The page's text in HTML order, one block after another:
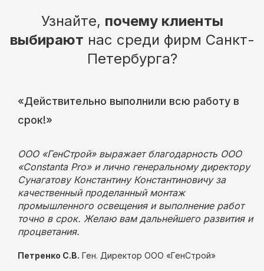
Узнайте, почему клиенты
выбирают нас среди фирм Санкт-
Петербурга?
«Действительно выполнили всю работу в
срок!»
ООО «ГенСтрой» выражает благодарность ООО
«Constanta Pro» и лично генеральному директору
Сунагатову Константину Константиновичу за
качественный проделанный монтаж
промышленного освещения и выполнение работ
точно в срок. Желаю вам дальнейшего развития и
процветания.
Петренко С.В. Ген. Директор ООО «ГенСтрой»